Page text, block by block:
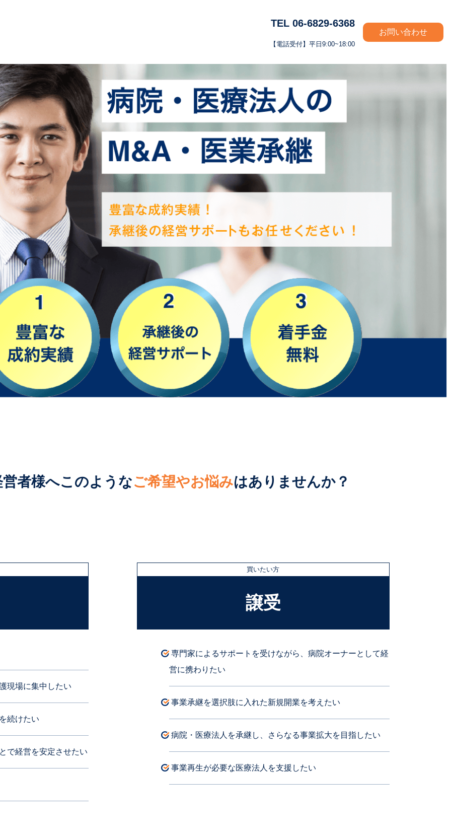
TEL 06-6829-6368
【電話受付】平日9:00~18:00
お問い合わせ
者様へこのようなご希望やお悩みはありませんか？
現場に集中したい
続けたい
で経営を安定させたい
買いたい方
譲受
専門家によるサポートを受けながら、病院オーナーとして経
営に携わりたい
事業承継を選択肢に入れた新規開業を考えたい
病院・医療法人を承継し、さらなる事業拡大を目指したい
事業再生が必要な医療法人を支援したい